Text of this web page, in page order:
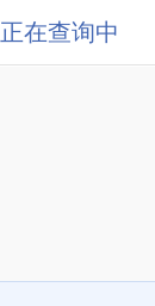
正在查询中